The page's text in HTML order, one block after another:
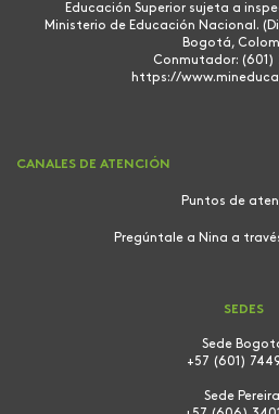
Educación Superior sujeta a
Ministerio de Educación Nacional.
Bogotá,
Conmutador: (601)
https://
CANALES DE ATENCIÓN
Puntos de
Pregúntale a Nina a
SEDES
Sede
+57 (601)
Sede